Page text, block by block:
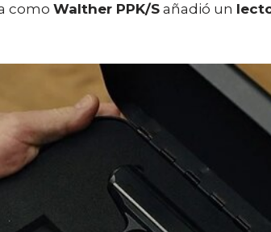
como Walther PPK/S añadió un